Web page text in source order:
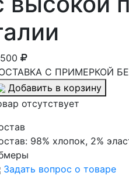
С ПРИМЕРКОЙ
Добавить в корзину
отсутствует
98% хлопок, 2%
Задать вопрос о товаре